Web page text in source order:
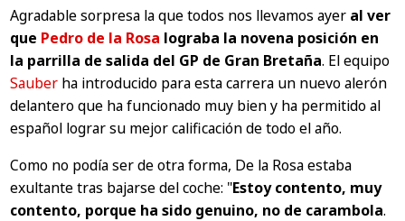
Agradable sorpresa la que todos nos llevamos ayer al ver
que Pedro de la Rosa lograba la novena posición en
la parrilla de salida del GP de Gran Bretaña. El equipo
Sauber ha introducido para esta carrera un nuevo alerón
delantero que ha funcionado muy bien y ha permitido al
español lograr su mejor calificación de todo el año.
Como no podía ser de otra forma, De la Rosa estaba
exultante tras bajarse del coche: "Estoy contento, muy
contento, porque ha sido genuino, no de carambola.